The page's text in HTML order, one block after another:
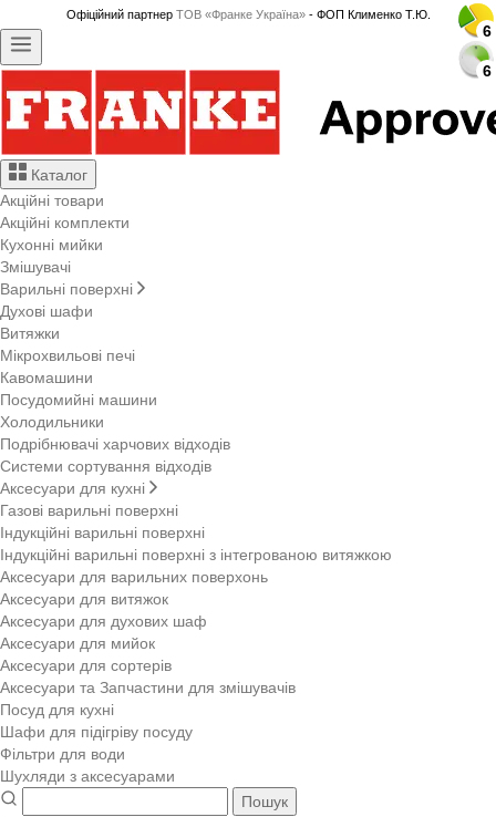
Офіційний партнер ТОВ «Франке Україна»- ФОП Клименко Т.Ю.
Каталог
Акційні товари
Акційні комплекти
Кухонні мийки
Змішувачі
Варильні поверхні
Духові шафи
Витяжки
Мікрохвильові печі
Кавомашини
Посудомийні машини
Холодильники
Подрібнювачі харчових відходів
Системи сортування відходів
Аксесуари для кухні
Газові варильні поверхні
Індукційні варильні поверхні
Індукційні варильні поверхні з інтегрованою витяжкою
Аксесуари для варильних поверхонь
Аксесуари для витяжок
Аксесуари для духових шаф
Аксесуари для мийок
Аксесуари для сортерів
Аксесуари та Запчастини для змішувачів
Посуд для кухні
Шафи для підігріву посуду
Фільтри для води
Шухляди з аксесуарами
Пошук
6
6
6
6
6
6
6
6
6
6
6
6
6
6
6
6
6
6
6
6
6
6
6
6
6
6
6
6